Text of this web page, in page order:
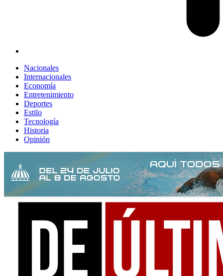
Nacionales
Internacionales
Economía
Entretenimiento
Deportes
Estilo
Tecnología
Historia
Opinión